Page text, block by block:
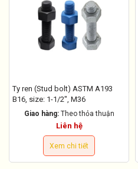
Ty ren (Stud bolt) ASTM A193
B16, size: 1-1/2", M36
Giao hàng: Theo thỏa thuận
Liên hệ
Xem chi tiết